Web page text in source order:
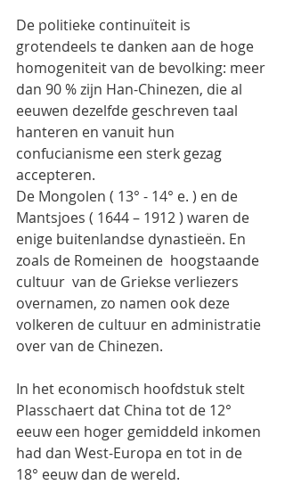
De politieke continuïteit is
grotendeels te danken aan de hoge
homogeniteit van de bevolking: meer
dan 90 % zijn Han-Chinezen, die al
eeuwen dezelfde geschreven taal
hanteren en vanuit hun
confucianisme een sterk gezag
accepteren.
De Mongolen ( 13° - 14° e. ) en de
Mantsjoes ( 1644 – 1912 ) waren de
enige buitenlandse dynastieën. En
zoals de Romeinen de  hoogstaande
cultuur  van de Griekse verliezers
overnamen, zo namen ook deze
volkeren de cultuur en administratie
over van de Chinezen.
In het economisch hoofdstuk stelt
Plasschaert dat China tot de 12°
eeuw een hoger gemiddeld inkomen
had dan West-Europa en tot in de
18° eeuw dan de wereld.